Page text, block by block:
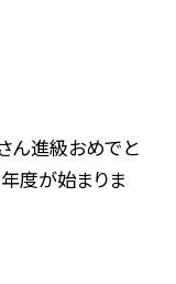
ん進級おめでと
度が始まりま